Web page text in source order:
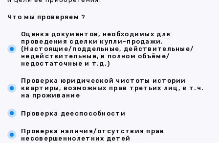
Что мы проверяем ?
Оценка документов, необходимых для
проведения сделки купли-продажи.
(Настоящие/поддельные, действительные/
недействительные, в полном объёме/
недостаточные и т.д.)
Проверка юридической чистоты истории
квартиры, возможных прав третьих лиц, в т.ч.
на проживание
Проверка дееспособности
Проверка наличия/отсутствия прав
несовершеннолетних детей